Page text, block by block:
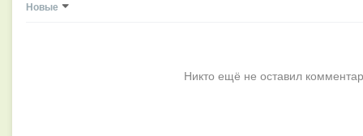
Новые
Никто ещё не оставил